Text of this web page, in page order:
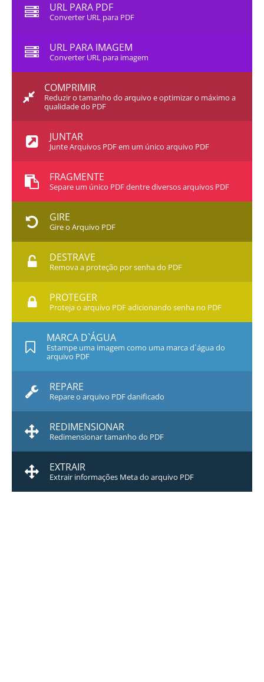
URL PARA PDF
Converter URL para PDF
URL PARA IMAGEM
Converter URL para imagem
COMPRIMIR
Reduzir o tamanho do arquivo e optimizar o máximo a
qualidade do PDF
JUNTAR
Junte Arquivos PDF em um único arquivo PDF
FRAGMENTE
Separe um único PDF dentre diversos arquivos PDF
GIRE
Gire o Arquivo PDF
DESTRAVE
Remova a proteção por senha do PDF
PROTEGER
Proteja o arquivo PDF adicionando senha no PDF
MARCA D`ÁGUA
Estampe uma imagem como uma marca d`água do
arquivo PDF
REPARE
Repare o arquivo PDF danificado
REDIMENSIONAR
Redimensionar tamanho do PDF
EXTRAIR
Extrair informações Meta do arquivo PDF